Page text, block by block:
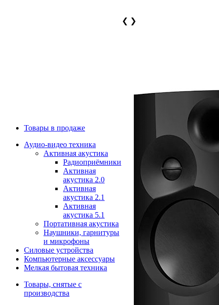
Товары в продаже
Аудио-видео техника
Активная акустика
Радиоприёмники
Активная
акустика 2.0
Активная
акустика 2.1
Активная
акустика 5.1
Портативная акустика
Наушники, гарнитуры
и микрофоны
Силовые устройства
Компьютерные аксессуары
Мелкая бытовая техника
Товары, снятые с
производства
❮ ❯